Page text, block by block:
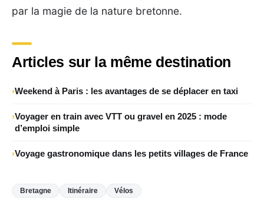
par la magie de la nature bretonne.
Articles sur la même destination
Weekend à Paris : les avantages de se déplacer en taxi
Voyager en train avec VTT ou gravel en 2025 : mode
d’emploi simple
Voyage gastronomique dans les petits villages de France
Bretagne Itinéraire Vélos